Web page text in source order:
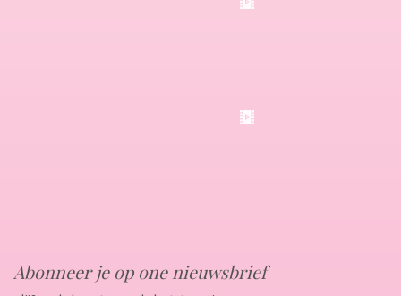
Abonneer je op one nieuwsbrief